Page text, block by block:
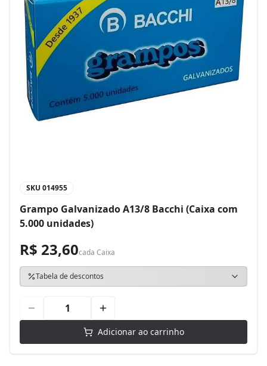
SKU 014955
Grampo Galvanizado A13/8 Bacchi (Caixa com
5.000 unidades)
R$ 23,60cada Caixa
Tabela de descontos
Adicionar ao carrinho